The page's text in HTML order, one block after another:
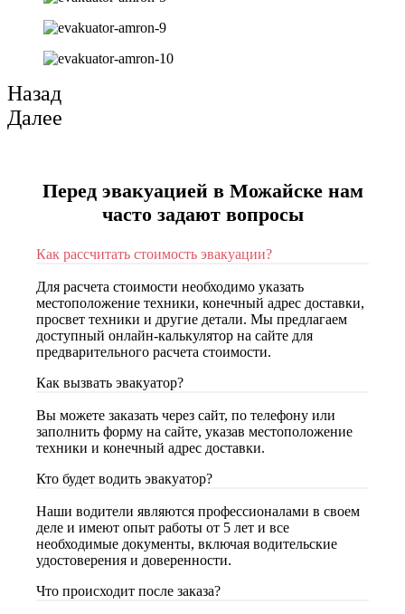
Назад
Далее
Перед эвакуацией в Можайске нам
часто задают вопросы
Как рассчитать стоимость эвакуации?
Для расчета стоимости необходимо указать
местоположение техники, конечный адрес доставки,
просвет техники и другие детали. Мы предлагаем
доступный онлайн-калькулятор на сайте для
предварительного расчета стоимости.
Как вызвать эвакуатор?
Вы можете заказать через сайт, по телефону или
заполнить форму на сайте, указав местоположение
техники и конечный адрес доставки.
Кто будет водить эвакуатор?
Наши водители являются профессионалами в своем
деле и имеют опыт работы от 5 лет и все
необходимые документы, включая водительские
удостоверения и доверенности.
Что происходит после заказа?